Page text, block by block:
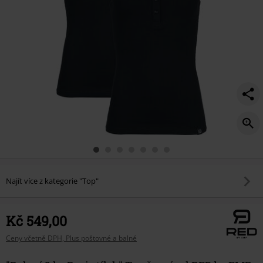
Najít více z kategorie "Top"
Kč 549,00
Ceny včetně DPH, Plus poštovné a balné